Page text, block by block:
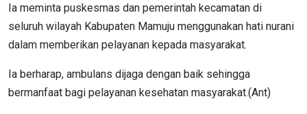
Ia meminta puskesmas dan pemerintah kecamatan di
seluruh wilayah Kabupaten Mamuju menggunakan hati nurani
dalam memberikan pelayanan kepada masyarakat.
Ia berharap, ambulans dijaga dengan baik sehingga
bermanfaat bagi pelayanan kesehatan masyarakat.(Ant)